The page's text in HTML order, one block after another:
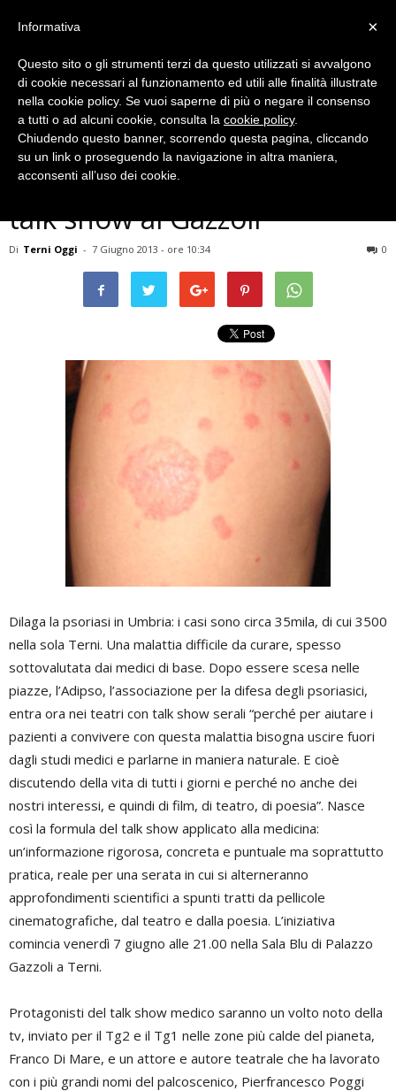
Salute e Benessere
A Terni 3500 casi di psoriasi:
talk show al Gazzoli
Di Terni Oggi - 7 Giugno 2013 - ore 10:34 0
Dilaga la psoriasi in Umbria: i casi sono circa 35mila, di cui 3500
nella sola Terni. Una malattia difficile da curare, spesso
sottovalutata dai medici di base. Dopo essere scesa nelle
piazze, l’Adipso, l’associazione per la difesa degli psoriasici,
entra ora nei teatri con talk show serali “perché per aiutare i
pazienti a convivere con questa malattia bisogna uscire fuori
dagli studi medici e parlarne in maniera naturale. E cioè
discutendo della vita di tutti i giorni e perché no anche dei
nostri interessi, e quindi di film, di teatro, di poesia”. Nasce
così la formula del talk show applicato alla medicina:
un’informazione rigorosa, concreta e puntuale ma soprattutto
pratica, reale per una serata in cui si alterneranno
approfondimenti scientifici a spunti tratti da pellicole
cinematografiche, dal teatro e dalla poesia. L’iniziativa
comincia venerdì 7 giugno alle 21.00 nella Sala Blu di Palazzo
Gazzoli a Terni.
Protagonisti del talk show medico saranno un volto noto della
tv, inviato per il Tg2 e il Tg1 nelle zone più calde del pianeta,
Franco Di Mare, e un attore e autore teatrale che ha lavorato
con i più grandi nomi del palcoscenico, Pierfrancesco Poggi
×
Informativa
Questo sito o gli strumenti terzi da questo utilizzati si avvalgono
di cookie necessari al funzionamento ed utili alle finalità illustrate
nella cookie policy. Se vuoi saperne di più o negare il consenso
a tutti o ad alcuni cookie, consulta la cookie policy.
Chiudendo questo banner, scorrendo questa pagina, cliccando
su un link o proseguendo la navigazione in altra maniera,
acconsenti all’uso dei cookie.